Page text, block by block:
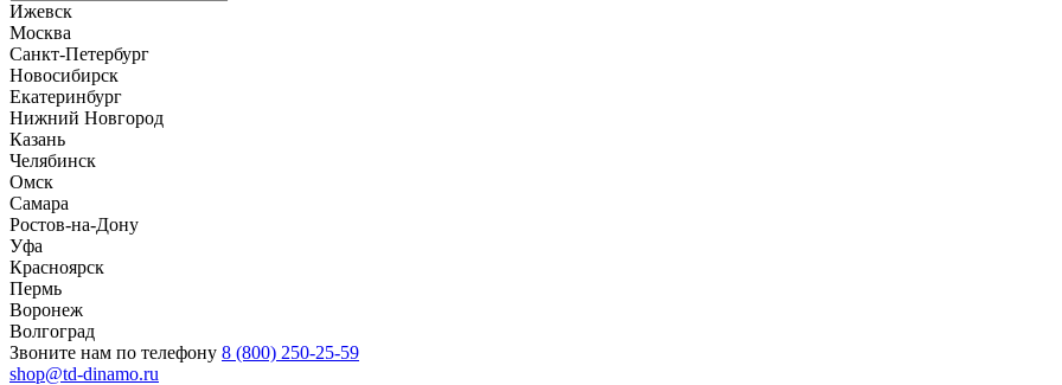
Ижевск
Москва
Санкт-Петербург
Новосибирск
Екатеринбург
Нижний Новгород
Казань
Челябинск
Омск
Самара
Ростов-на-Дону
Уфа
Красноярск
Пермь
Воронеж
Волгоград
Звоните нам по телефону 8 (800) 250-25-59
shop@td-dinamo.ru